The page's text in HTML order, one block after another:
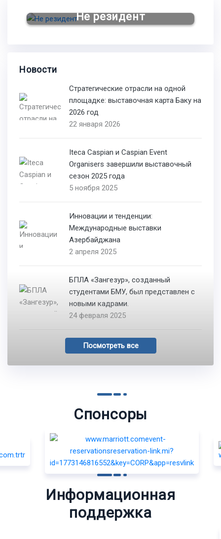
Не резидент
Новости
Стратегические отрасли на одной
площадке: выставочная карта Баку на
2026 год
22 января 2026
Iteca Caspian и Caspian Event
Organisers завершили выставочный
сезон 2025 года
5 ноября 2025
Инновации и тенденции:
Международные выставки
Азербайджана
2 апреля 2025
БПЛА «Зангезур», созданный
студентами БМУ, был представлен с
новыми кадрами.
24 февраля 2025
Посмотреть все
Спонсоры
Информационная
поддержка